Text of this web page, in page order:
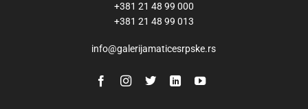
+381 21 48 99 000
+381 21 48 99 013
info@galerijamaticesrpske.rs